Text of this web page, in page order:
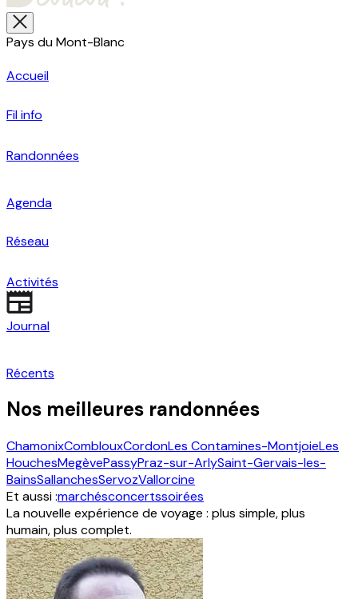
Pays du Mont-Blanc
Accueil
Fil info
Randonnées
Agenda
Réseau
Activités
Journal
Récents
Nos meilleures randonnées
ChamonixComblouxCordonLes Contamines-MontjoieLes
HouchesMegèvePassyPraz-sur-ArlySaint-Gervais-les-
BainsSallanchesServozVallorcine
Et aussi :marchésconcertssoirées
La nouvelle expérience de voyage : plus simple, plus
humain, plus complet.